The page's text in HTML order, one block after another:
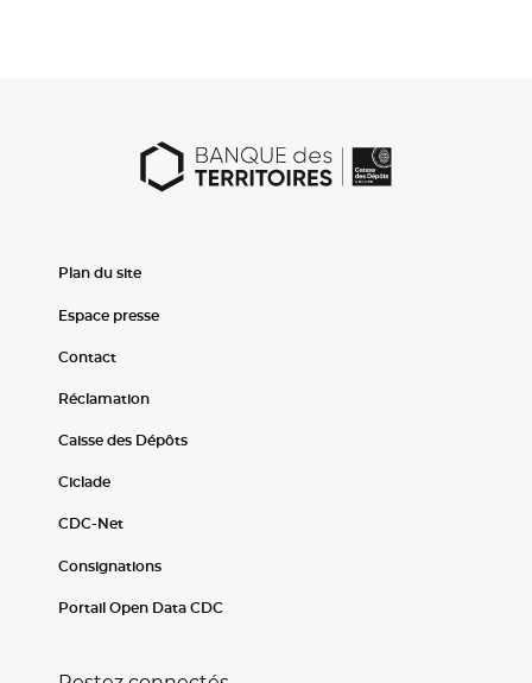
Plan du site
Espace presse
Contact
Réclamation
Caisse des Dépôts
Ciclade
CDC-Net
Consignations
Portail Open Data CDC